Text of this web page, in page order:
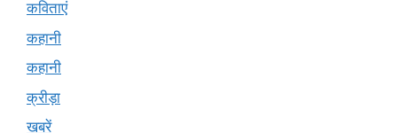
कविताएं
कहानी
कहानी
क्रीड़ा
खबरें